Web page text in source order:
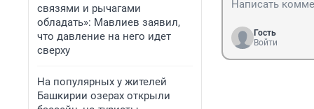
связями и рычагами
обладать»: Мавлиев заявил,
что давление на него идет
сверху
На популярных у жителей
Башкирии озерах открыли
Гость
Войти